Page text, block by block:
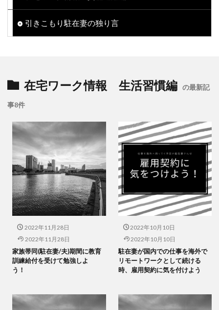
引きこもり駐在妻の独り言
在宅ワーク情報 生活習慣編 の最新記
事8件
2022年11月28日
2022年11月28日
家族帯同(駐在妻/夫)期間に教育
訓練給付を受けて勉強しよ
う！
2022年10月10日
2022年10月10日
駐在妻が国内での仕事を海外で
リモートワークとして続ける
時、雇用契約に気を付けよう